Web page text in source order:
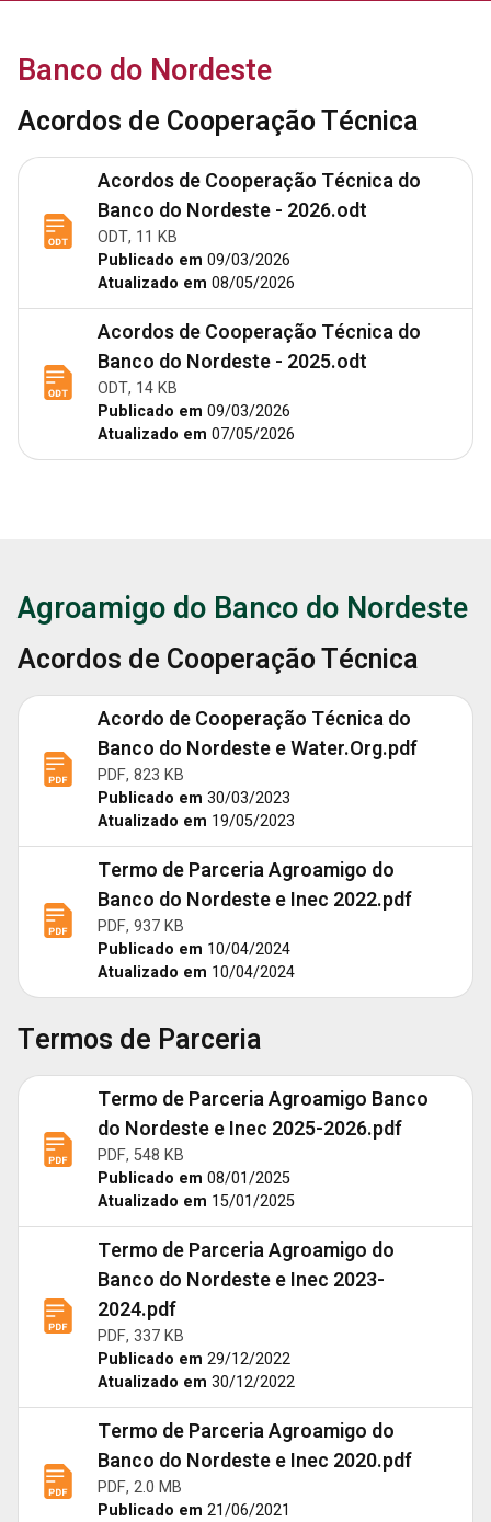
Banco do Nordeste
Acordos de Cooperação Técnica
Acordos de Cooperação Técnica do
Banco do Nordeste - 2026.odt
ODT, 11 KB
Publicado em 09/03/2026
Atualizado em 08/05/2026
Acordos de Cooperação Técnica do
Banco do Nordeste - 2025.odt
ODT, 14 KB
Publicado em 09/03/2026
Atualizado em 07/05/2026
Agroamigo do Banco do Nordeste
Acordos de Cooperação Técnica
Acordo de Cooperação Técnica do
Banco do Nordeste e Water.Org.pdf
PDF, 823 KB
Publicado em 30/03/2023
Atualizado em 19/05/2023
Termo de Parceria Agroamigo do
Banco do Nordeste e Inec 2022.pdf
PDF, 937 KB
Publicado em 10/04/2024
Atualizado em 10/04/2024
Termos de Parceria
Termo de Parceria Agroamigo Banco
do Nordeste e Inec 2025-2026.pdf
PDF, 548 KB
Publicado em 08/01/2025
Atualizado em 15/01/2025
Termo de Parceria Agroamigo do
Banco do Nordeste e Inec 2023-
2024.pdf
PDF, 337 KB
Publicado em 29/12/2022
Atualizado em 30/12/2022
Termo de Parceria Agroamigo do
Banco do Nordeste e Inec 2020.pdf
PDF, 2.0 MB
Publicado em 21/06/2021